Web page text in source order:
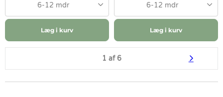
6-12 mdr
Læg i kurv
6-12 mdr
Læg i kurv
1 af 6